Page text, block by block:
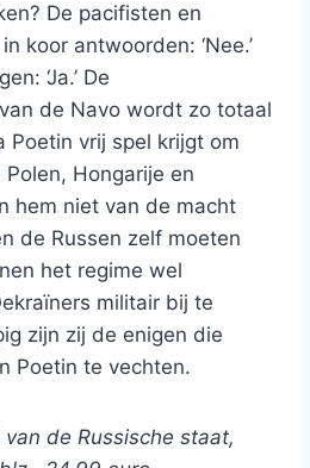
De pacifisten en
koor antwoorden: ‘Nee.’
‘Ja.’ De
de Navo wordt zo totaal
Poetin vrij spel krijgt om
Hongarije en
hem niet van de macht
de Russen zelf moeten
het regime wel
militair bij te
zijn zij de enigen die
Poetin te vechten.
de Russische staat,